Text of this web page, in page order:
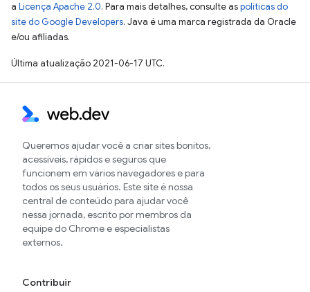
a Licença Apache 2.0. Para mais detalhes, consulte aspolíticas do
site do Google Developers. Java é uma marca registrada da Oracle
e/ou afiliadas.
Última atualização 2021-06-17 UTC.
Queremos ajudar você a criar sites bonitos,
acessíveis, rápidos e seguros que
funcionem em vários navegadores e para
todos os seus usuários. Este site é nossa
central de conteúdo para ajudar você
nessa jornada, escrito por membros da
equipe do Chrome e especialistas
externos.
Contribuir